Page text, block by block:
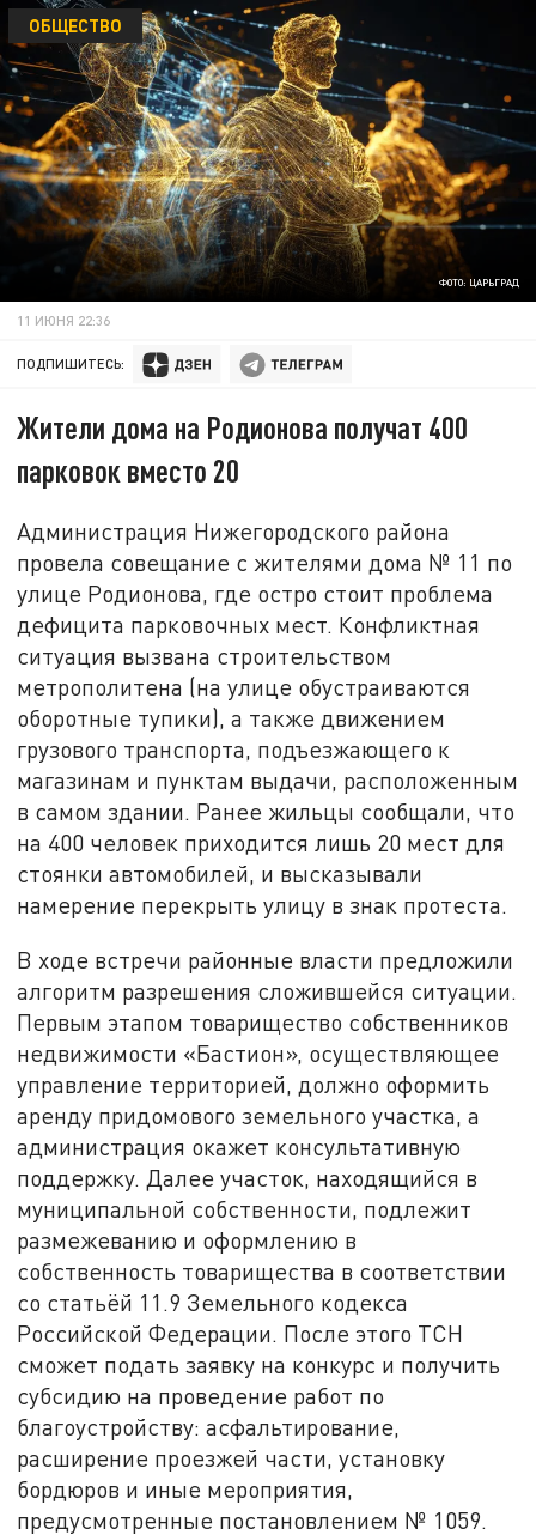
ФОТО: ЦАРЬГРАД
ОБЩЕСТВО
11 ИЮНЯ 22:36
ПОДПИШИТЕСЬ:
Жители дома на Родионова получат 400
парковок вместо 20
Администрация Нижегородского района
провела совещание с жителями дома № 11 по
улице Родионова, где остро стоит проблема
дефицита парковочных мест. Конфликтная
ситуация вызвана строительством
метрополитена (на улице обустраиваются
оборотные тупики), а также движением
грузового транспорта, подъезжающего к
магазинам и пунктам выдачи, расположенным
в самом здании. Ранее жильцы сообщали, что
на 400 человек приходится лишь 20 мест для
стоянки автомобилей, и высказывали
намерение перекрыть улицу в знак протеста.
В ходе встречи районные власти предложили
алгоритм разрешения сложившейся ситуации.
Первым этапом товарищество собственников
недвижимости «Бастион», осуществляющее
управление территорией, должно оформить
аренду придомового земельного участка, а
администрация окажет консультативную
поддержку. Далее участок, находящийся в
муниципальной собственности, подлежит
размежеванию и оформлению в
собственность товарищества в соответствии
со статьёй 11.9 Земельного кодекса
Российской Федерации. После этого ТСН
сможет подать заявку на конкурс и получить
субсидию на проведение работ по
благоустройству: асфальтирование,
расширение проезжей части, установку
бордюров и иные мероприятия,
предусмотренные постановлением № 1059.